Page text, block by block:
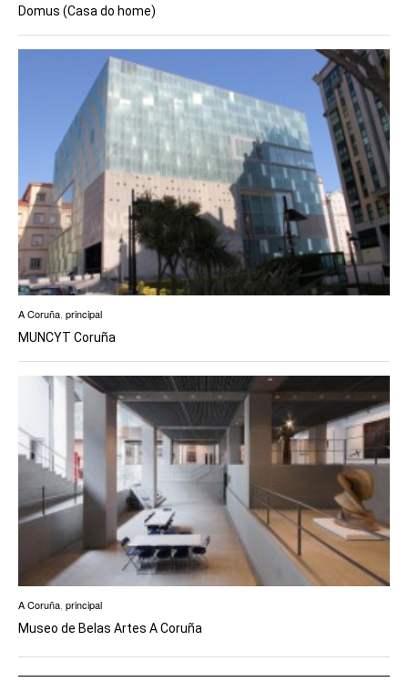
Domus (Casa do home)
A Coruña, principal
MUNCYT Coruña
A Coruña principal
Museo de Belas Artes A Coruña